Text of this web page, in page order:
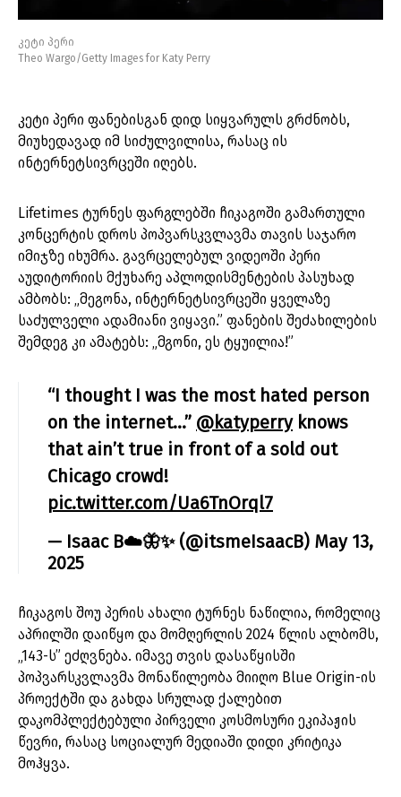
კეტი პერი
Theo Wargo/Getty Images for Katy Perry
კეტი პერი ფანებისგან დიდ სიყვარულს გრძნობს,
მიუხედავად იმ სიძულვილისა, რასაც ის
ინტერნეტსივრცეში იღებს.
Lifetimes ტურნეს ფარგლებში ჩიკაგოში გამართული
კონცერტის დროს პოპვარსკვლავმა თავის საჯარო
იმიჯზე იხუმრა. გავრცელებულ ვიდეოში პერი
აუდიტორიის მქუხარე აპლოდისმენტების პასუხად
ამბობს: „მეგონა, ინტერნეტსივრცეში ყველაზე
საძულველი ადამიანი ვიყავი.” ფანების შეძახილების
შემდეგ კი ამატებს: „მგონი, ეს ტყუილია!”
“I thought I was the most hated person
on the internet…” @katyperryknows
that ain’t true in front of a sold out
Chicago crowd!
pic.twitter.com/Ua6TnOrql7
— Isaac B☁️🦋✨ (@itsmeIsaacB) May 13,
2025
ჩიკაგოს შოუ პერის ახალი ტურნეს ნაწილია, რომელიც
აპრილში დაიწყო და მომღერლის 2024 წლის ალბომს,
„143-ს” ეძღვნება. იმავე თვის დასაწყისში
პოპვარსკვლავმა მონაწილეობა მიიღო Blue Origin-ის
პროექტში და გახდა სრულად ქალებით
დაკომპლექტებული პირველი კოსმოსური ეკიპაჟის
წევრი, რასაც სოციალურ მედიაში დიდი კრიტიკა
მოჰყვა.